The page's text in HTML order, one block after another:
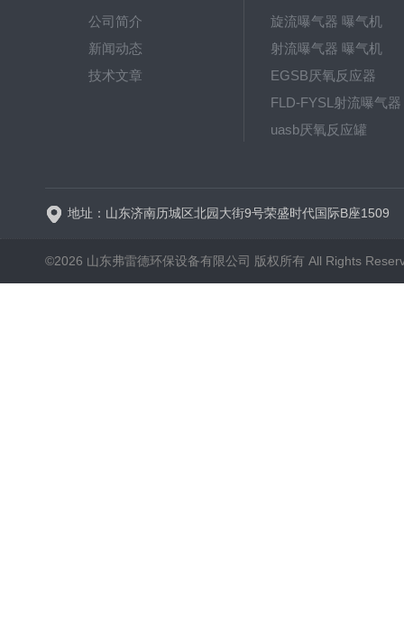
公司简介
新闻动态
技术文章
旋流曝气器 曝气机
射流曝气器 曝气机
EGSB厌氧反应器
FLD-FYSL射流曝气器
uasb厌氧反应罐
地址：山东济南历城区北园大街9号荣盛时代国际B座1509
©2026 山东弗雷德环保设备有限公司 版权所有 All Rights